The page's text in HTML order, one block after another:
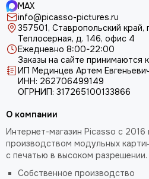
MAX
info@picasso-pictures.ru
357501, Ставропольский край,
Теплосерная, д. 146, офис 4
Ежедневно 8:00-22:00
Заказы на сайте принимаются
ИП Мединцев Артем
ИНН: 262706499149
ОГРНИП: 317265100133866
О компании
Интернет-магазин Picasso с 2016
производством модульных
с печатью в высоком разрешении.
Собственное производство